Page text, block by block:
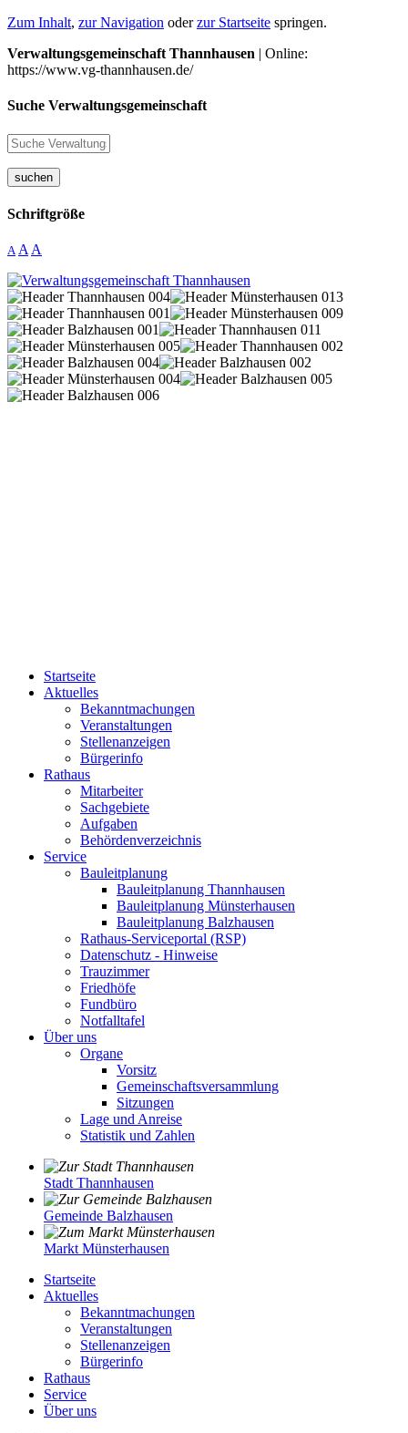
Zum Inhalt, zur Navigation oderzur Startseite springen.
Verwaltungsgemeinschaft Thannhausen | Online:
https://www.vg-thannhausen.de/
Suche Verwaltungsgemeinschaft
suchen
Schriftgröße
A A A
Startseite
Aktuelles
Bekanntmachungen
Veranstaltungen
Stellenanzeigen
Bürgerinfo
Rathaus
Mitarbeiter
Sachgebiete
Aufgaben
Behördenverzeichnis
Service
Bauleitplanung
Bauleitplanung Thannhausen
Bauleitplanung Münsterhausen
Bauleitplanung Balzhausen
Rathaus-Serviceportal (RSP)
Datenschutz - Hinweise
Trauzimmer
Friedhöfe
Fundbüro
Notfalltafel
Über uns
Organe
Vorsitz
Gemeinschaftsversammlung
Sitzungen
Lage und Anreise
Statistik und Zahlen
Stadt Thannhausen
Gemeinde Balzhausen
Markt Münsterhausen
Startseite
Aktuelles
Bekanntmachungen
Veranstaltungen
Stellenanzeigen
Bürgerinfo
Rathaus
Service
Über uns